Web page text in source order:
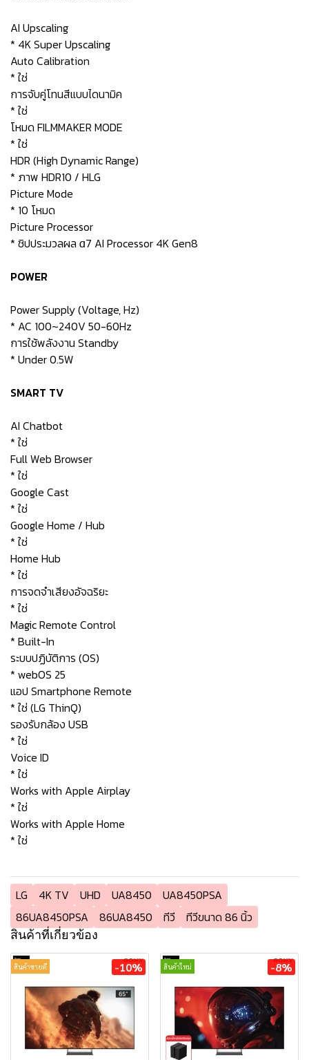
AI Upscaling
* 4K Super Upscaling
Auto Calibration
* ใช่
การจับคู่โทนสีแบบไดนามิค
* ใช่
โหมด FILMMAKER MODE
* ใช่
HDR (High Dynamic Range)
* ภาพ HDR10 / HLG
Picture Mode
* 10 โหมด
Picture Processor
* ชิปประมวลผล α7 AI Processor 4K Gen8
POWER
Power Supply (Voltage, Hz)
* AC 100~240V 50-60Hz
การใช้พลังงาน Standby
* Under 0.5W
SMART TV
AI Chatbot
* ใช่
Full Web Browser
* ใช่
Google Cast
* ใช่
Google Home / Hub
* ใช่
Home Hub
* ใช่
การจดจำเสียงอัจฉริยะ
* ใช่
Magic Remote Control
* Built-In
ระบบปฏิบัติการ (OS)
* webOS 25
แอป Smartphone Remote
* ใช่ (LG ThinQ)
รองรับกล้อง USB
* ใช่
Voice ID
* ใช่
Works with Apple Airplay
* ใช่
Works with Apple Home
* ใช่
LG 4K TV UHD UA8450
UA8450PSA
86UA8450PSA
86UA8450 ทีวี ทีวีขนาด 86 นิ้ว
สินค้าที่เกี่ยวข้อง
สินค้าขายดี -10% สินค้าใหม่ -8%